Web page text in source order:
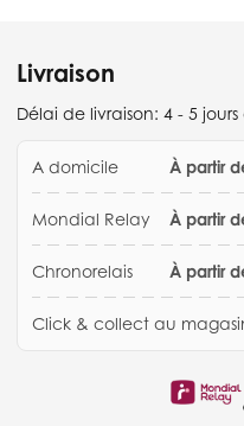
Livraison
Délai de livraison: 4 - 5
A domicile À partir
Mondial Relay À partir
Chronorelais À partir
Click & collect au